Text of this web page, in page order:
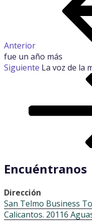
Anterior
fue un año más
Siguiente
Siguiente La voz de la
Encuéntranos
Dirección
San Telmo Business
Calicantos. 20116